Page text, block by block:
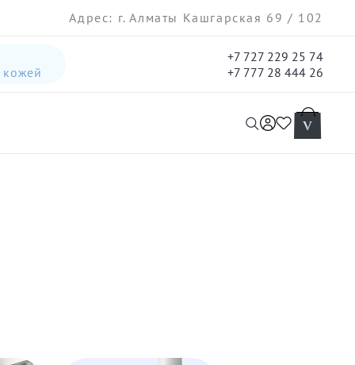
Адрес: г. Алматы Кашгарская 69 / 102
кожей
+7 727 229 25 74
+7 777 28 444 26